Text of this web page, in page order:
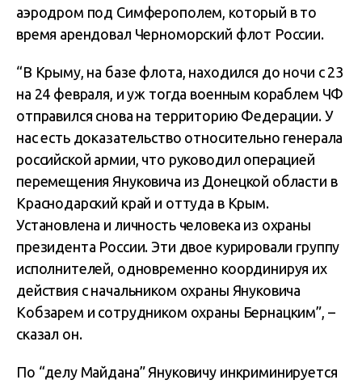
аэродром под Симферополем, который в то
время арендовал Черноморский флот России.
“В Крыму, на базе флота, находился до ночи с 23
на 24 февраля, и уж тогда военным кораблем ЧФ
отправился снова на территорию Федерации. У
нас есть доказательство относительно генерала
российской армии, что руководил операцией
перемещения Януковича из Донецкой области в
Краснодарский край и оттуда в Крым.
Установлена и личность человека из охраны
президента России. Эти двое курировали группу
исполнителей, одновременно координируя их
действия с начальником охраны Януковича
Кобзарем и сотрудником охраны Бернацким”, –
сказал он.
По “делу Майдана” Януковичу инкриминируется